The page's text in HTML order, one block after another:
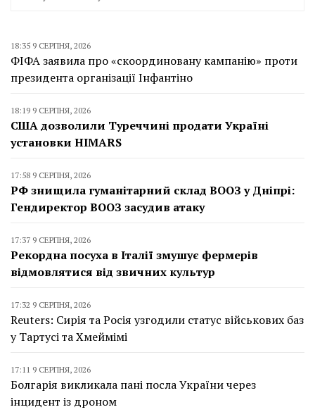
18:35 9 СЕРПНЯ, 2026
ФІФА заявила про «скоординовану кампанію» проти
президента організації Інфантіно
18:19 9 СЕРПНЯ, 2026
США дозволили Туреччині продати Україні
установки HIMARS
17:58 9 СЕРПНЯ, 2026
РФ знищила гуманітарний склад ВООЗ у Дніпрі:
Гендиректор ВООЗ засудив атаку
17:37 9 СЕРПНЯ, 2026
Рекордна посуха в Італії змушує фермерів
відмовлятися від звичних культур
17:32 9 СЕРПНЯ, 2026
Reuters: Сирія та Росія узгодили статус військових баз
у Тартусі та Хмеймімі
17:11 9 СЕРПНЯ, 2026
Болгарія викликала пані посла України через
інцидент із дроном